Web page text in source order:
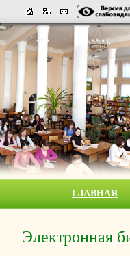
ГЛАВНАЯ
Электронная